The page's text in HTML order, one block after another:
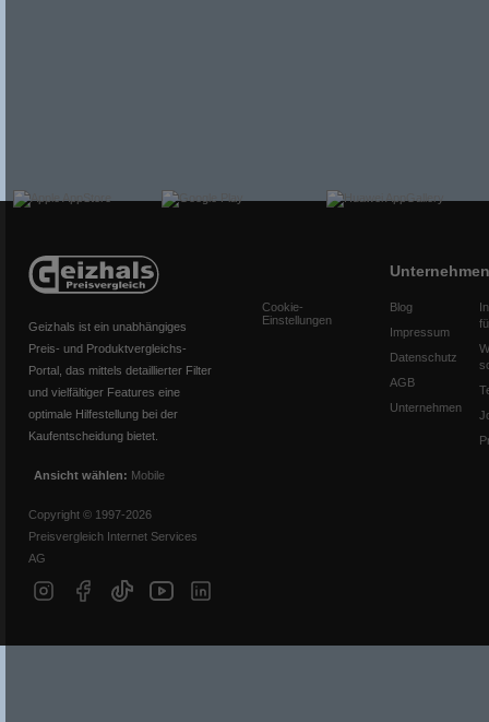
Geizhals ist ein unabhängiges
Preis- und Produktvergleichs-
Portal, das mittels detaillierter Filter
und vielfältiger Features eine
optimale Hilfestellung bei der
Kaufentscheidung bietet.
Ansicht wählen: Mobile
Copyright © 1997-2026
Preisvergleich Internet Services
AG
Cookie-
Einstellungen
Unternehmen
Blog
Impressum
Datenschutz
AGB
Unternehmen